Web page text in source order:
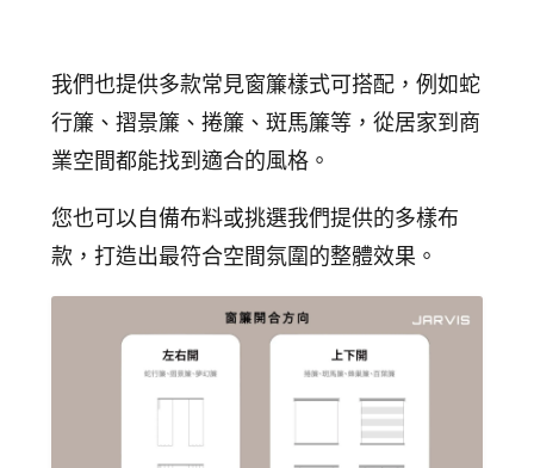
我們也提供多款常見窗簾樣式可搭配，例如蛇
行簾、摺景簾、捲簾、斑馬簾等，從居家到商
業空間都能找到適合的風格。
您也可以自備布料或挑選我們提供的多樣布
款，打造出最符合空間氛圍的整體效果。